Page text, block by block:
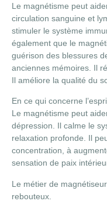
Le magnétisme peut
circulation sanguine et
stimuler le système
également que le
guérison des blessures
anciennes mémoires. Il
Il améliore la qualité du
En ce qui concerne
Le magnétisme peut
dépression. Il calme le
relaxation profonde. Il
concentration, à
sensation de paix
Le métier de
rebouteux.